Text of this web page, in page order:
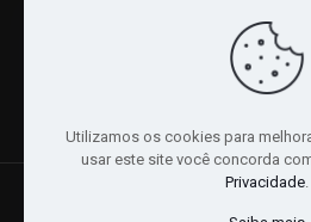
Utilizamos os cookies para
usar este site você concorda
Privacidade.